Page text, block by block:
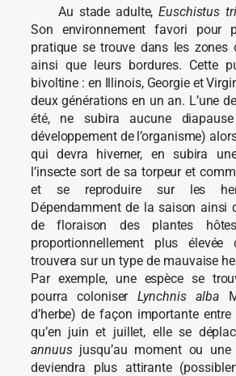
Au stade adulte,Euschistus
Son environnement favori pour
pratique se trouve dans les zones
ainsi que leurs bordures. Cette
bivoltine : en Illinois, Georgie et
deux générations en un an. L’une
été, ne subira aucune
développement de l’organisme)
qui devra hiverner, en subira
l’insecte sort de sa torpeur et
et se reproduire sur les
Dépendamment de la saison ainsi
de floraison des plantes
proportionnellement plus
trouvera sur un type de mauvaise
Par exemple, une espèce se
pourra coloniserLynchnis alba
d’herbe) de façon importante
qu’en juin et juillet, elle se
annuusjusqu’au moment ou une
deviendra plus attirante